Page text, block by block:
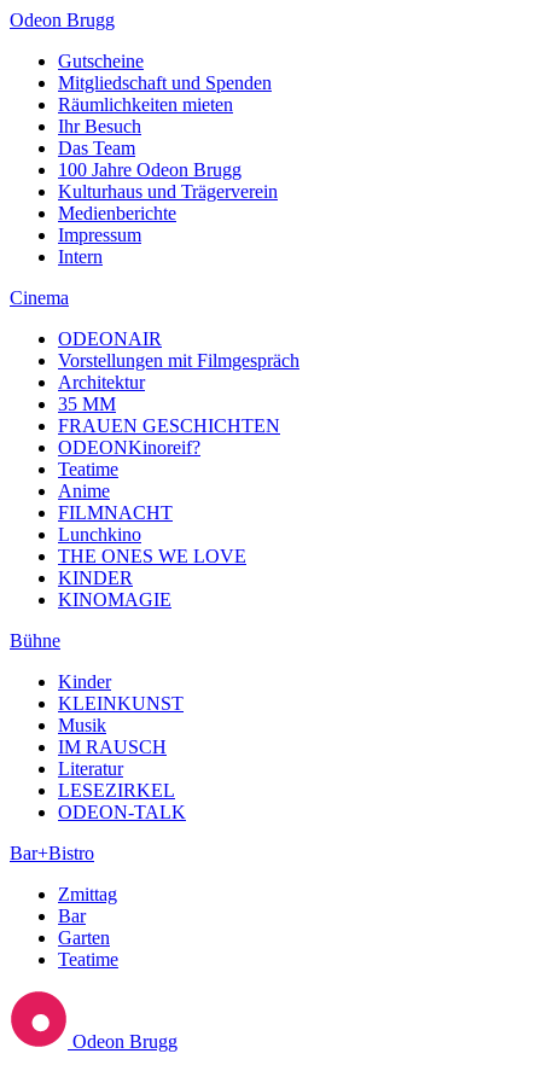
Odeon Brugg
Gutscheine
Mitgliedschaft und Spenden
Räumlichkeiten mieten
Ihr Besuch
Das Team
100 Jahre Odeon Brugg
Kulturhaus und Trägerverein
Medienberichte
Impressum
Intern
Cinema
ODEONAIR
Vorstellungen mit Filmgespräch
Architektur
35 MM
FRAUEN GESCHICHTEN
ODEONKinoreif?
Teatime
Anime
FILMNACHT
Lunchkino
THE ONES WE LOVE
KINDER
KINOMAGIE
Bühne
Kinder
KLEINKUNST
Musik
IM RAUSCH
Literatur
LESEZIRKEL
ODEON-TALK
Bar+Bistro
Zmittag
Bar
Garten
Teatime
Odeon Brugg